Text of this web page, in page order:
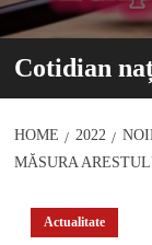
Cotidian
HOME 2022
MĂSURA
Actualitate